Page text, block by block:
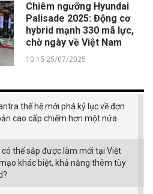
Chiêm ngưỡng Hyundai
Palisade 2025: Động cơ
hybrid mạnh 330 mã lực,
chờ ngày về Việt Nam
10:15 25/07/2025
thế hệ mới phá kỷ lục về đơn
cao cấp chiếm hơn một nửa
có thể sắp được làm mới tại Việt
khác biệt, khả năng thêm tùy